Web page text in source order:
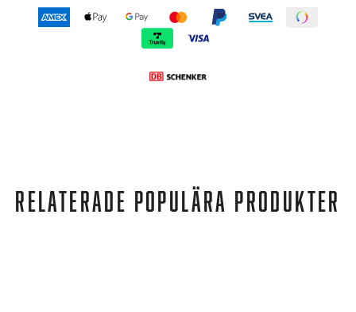
RELATERADE POPULÄRA PRODUKTER